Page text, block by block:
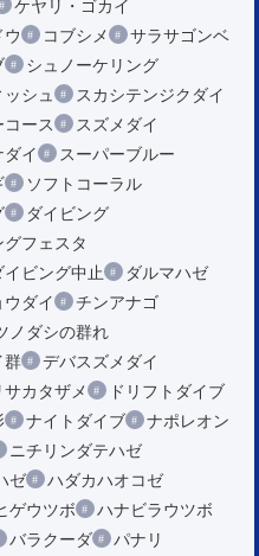
ケヤリ・ゴカイ
コブシメ
サラサゴンベ
シュノーケリング
シュ
スカシテンジクダイ
ース
スズメダイ
イ
スーパーブルー
ソフトコーラル
ダイビング
グフェスタ
イビング中止
ダルマハゼ
ダイ
チンアナゴ
ノダシの群れ
群
デバスズメダイ
サカタザメ
ドリフトダイブ
ナイトダイブ
ナポレオン
ニチリンダテハゼ
ゼ
ハダカハオコゼ
ゲウツボ
ハナビラウツボ
バラクーダ
パナリ